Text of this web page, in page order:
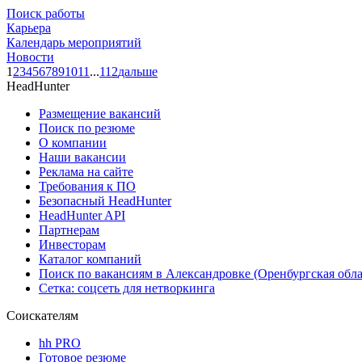
Поиск работы
Карьера
Календарь мероприятий
Новости
1 234567891011 ...112дальше
HeadHunter
Размещение вакансий
Поиск по резюме
О компании
Наши вакансии
Реклама на сайте
Требования к ПО
Безопасный HeadHunter
HeadHunter API
Партнерам
Инвесторам
Каталог компаний
Поиск по вакансиям в Александровке (Оренбургская
Сетка: соцсеть для нетворкинга
Соискателям
hh PRO
Готовое резюме